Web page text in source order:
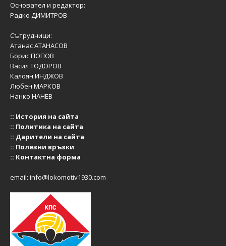
Основател и редактор:
Радко ДИМИТРОВ
Сътрудници:
Атанас АТАНАСОВ
Борис ПОПОВ
Васил ТОДОРОВ
Калоян ИНДЖОВ
Любен МАРКОВ
Нанко НАНЕВ
:: История на сайта
:: Политика на сайта
:: Дарители на сайта
:: Полезни връзки
:: Контактна форма
email: info@lokomotiv1930.com